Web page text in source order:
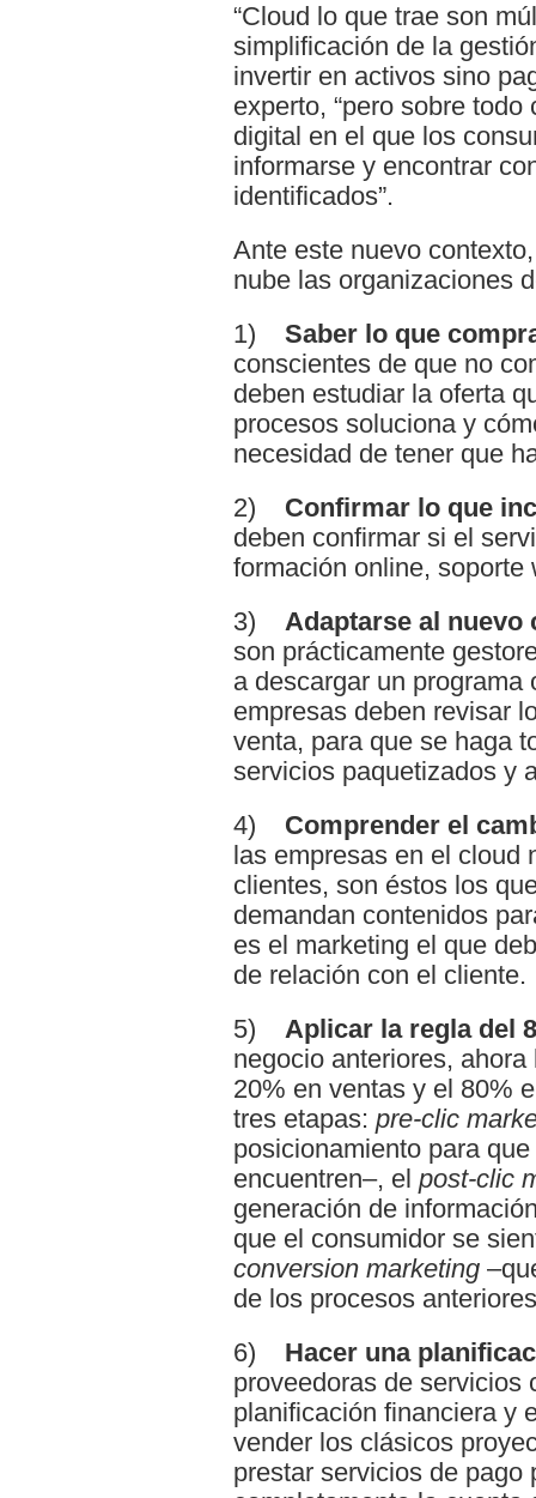
“Cloud lo que trae son
simplificación de la
invertir en activos sino
experto, “pero sobre
digital en el que los
informarse y encontrar
identificados”.
Ante este nuevo
nube las organizaciones
1) Saber lo que
conscientes de que no
deben estudiar la oferta
procesos soluciona y
necesidad de tener que
2) Confirmar lo que
deben confirmar si el
formación online,
3) Adaptarse al nuevo
son prácticamente
a descargar un programa
empresas deben revisar
venta, para que se haga
servicios paquetizados y
4) Comprender el
las empresas en el cloud
clientes, son éstos los
demandan contenidos
es el marketing el que
de relación con el cliente.
5) Aplicar la regla del
negocio anteriores,
20% en ventas y el 80%
tres etapas: pre-clic
posicionamiento para
encuentren–, el post-clic
generación de
que el consumidor se
conversion marketing
de los procesos
6) Hacer una
proveedoras de servicios
planificación financiera y
vender los clásicos
prestar servicios de pago